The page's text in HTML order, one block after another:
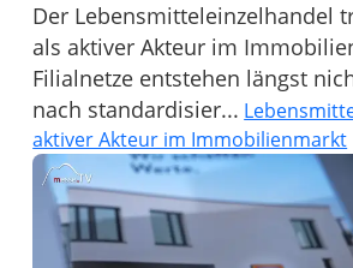
Der Lebensmitteleinzelhandel
als aktiver Akteur im
Filialnetze entstehen längst
nach standardisier...
aktiver Akteur im Immobilienmarkt